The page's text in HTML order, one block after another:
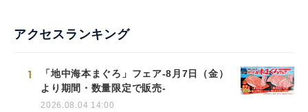
アクセスランキング
1
「地中海本まぐろ」フェア-8月7日（金）
より期間・数量限定で販売-
2026.08.04 14:00